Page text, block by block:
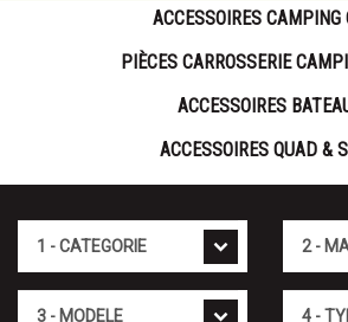
ACCESSOIRES CAMPING
PIÈCES CARROSSERIE
ACCESSOIRES
ACCESSOIRES QUAD &